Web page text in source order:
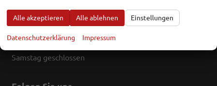
Öffnungszeiten
Samstag geschlossen
Alle akzeptieren Alle ablehnen Einstellungen
Datenschutzerklärung Impressum